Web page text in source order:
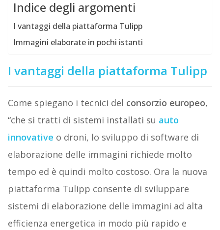
Indice degli argomenti
I vantaggi della piattaforma Tulipp
Immagini elaborate in pochi istanti
I vantaggi della piattaforma Tulipp
Come spiegano i tecnici del consorzio europeo,
“che si tratti di sistemi installati su auto
innovative o droni, lo sviluppo di software di
elaborazione delle immagini richiede molto
tempo ed è quindi molto costoso. Ora la nuova
piattaforma Tulipp consente di sviluppare
sistemi di elaborazione delle immagini ad alta
efficienza energetica in modo più rapido e